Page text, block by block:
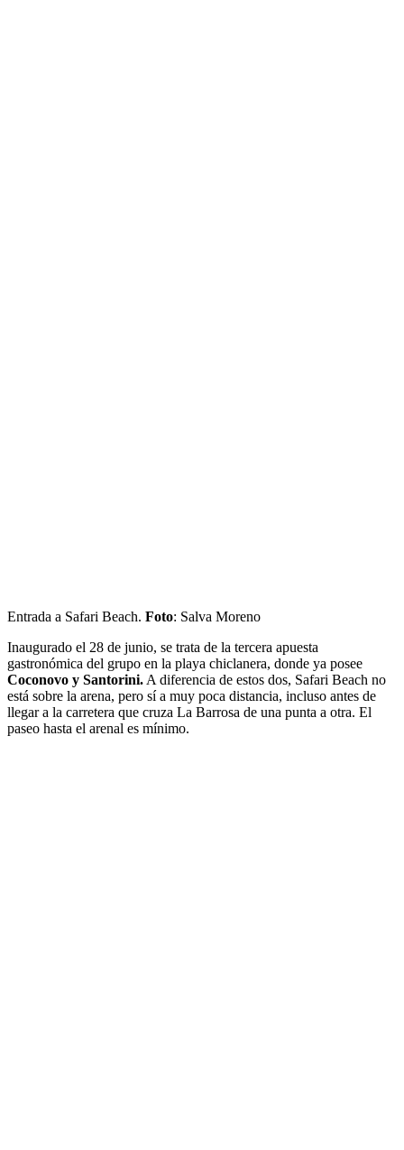
Entrada a Safari Beach. Foto: Salva Moreno
Inaugurado el 28 de junio, se trata de la tercera apuesta
gastronómica del grupo en la playa chiclanera, donde ya posee
Coconovo y Santorini. A diferencia de estos dos, Safari Beach no
está sobre la arena, pero sí a muy poca distancia, incluso antes de
llegar a la carretera que cruza La Barrosa de una punta a otra. El
paseo hasta el arenal es mínimo.